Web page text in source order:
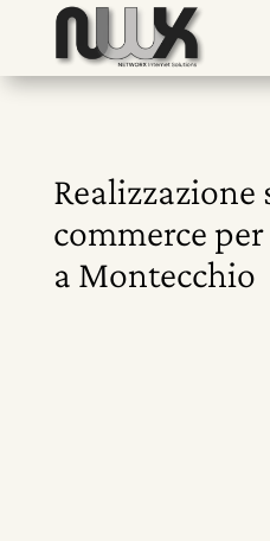
Realizzazione
commerce
a Montecchio